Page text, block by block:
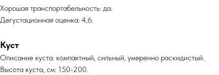
Хорошая транспортабельность: да.
Дегустационная оценка: 4,6.
Куст
Описание куста: компактный, сильный, умеренно раскидистый.
Высота куста, см: 150-200.